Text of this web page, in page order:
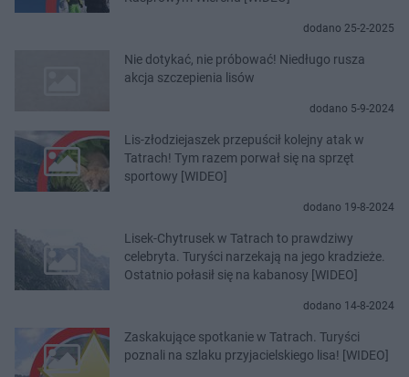
dodano 25-2-2025
Nie dotykać, nie próbować! Niedługo rusza
akcja szczepienia lisów
dodano 5-9-2024
Lis-złodziejaszek przepuścił kolejny atak w
Tatrach! Tym razem porwał się na sprzęt
sportowy [WIDEO]
dodano 19-8-2024
Lisek-Chytrusek w Tatrach to prawdziwy
celebryta. Turyści narzekają na jego kradzieże.
Ostatnio połasił się na kabanosy [WIDEO]
dodano 14-8-2024
Zaskakujące spotkanie w Tatrach. Turyści
poznali na szlaku przyjacielskiego lisa! [WIDEO]